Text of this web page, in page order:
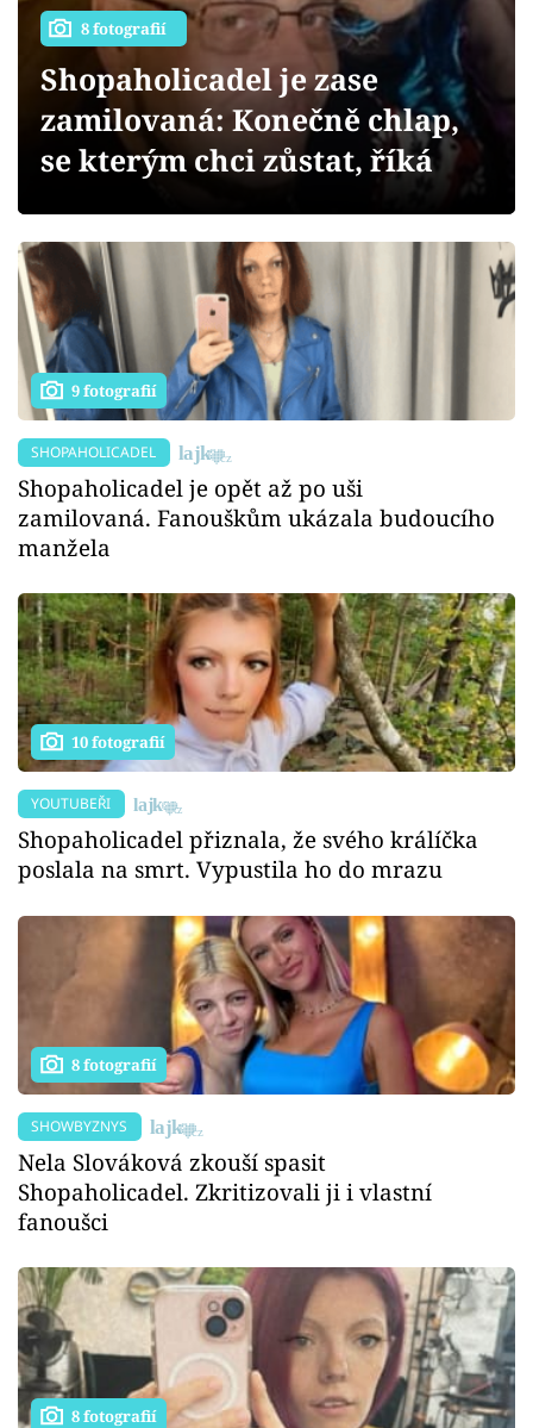
Videa
Sledujte prima+
Sledujte nás
8 fotografií
Shopaholicadel je zase
zamilovaná: Konečně chlap,
se kterým chci zůstat, říká
9 fotografií
SHOPAHOLICADEL
Shopaholicadel je opět až po uši
zamilovaná. Fanouškům ukázala budoucího
manžela
10 fotografií
YOUTUBEŘI
Shopaholicadel přiznala, že svého králíčka
poslala na smrt. Vypustila ho do mrazu
8 fotografií
SHOWBYZNYS
Nela Slováková zkouší spasit
Shopaholicadel. Zkritizovali ji i vlastní
fanoušci
8 fotografií